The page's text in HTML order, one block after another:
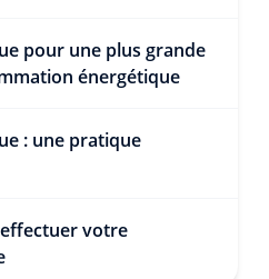
pour une plus grande
énergétique
: une pratique
votre